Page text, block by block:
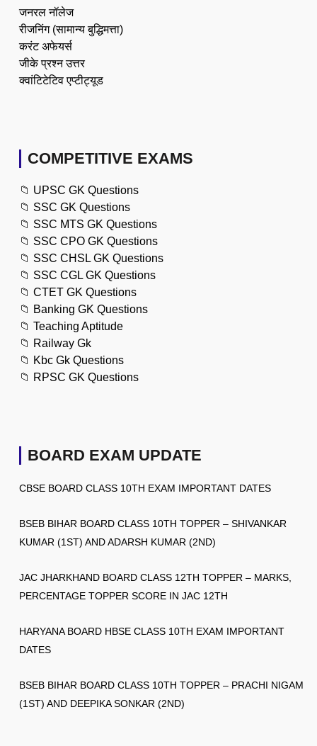
जनरल नॉलेज
रीजनिंग (सामान्य बुद्धिमत्ता)
करंट अफेयर्स
जीके प्रश्न उत्तर
क्वांटिटेटिव एप्टीट्यूड
COMPETITIVE EXAMS
📁 UPSC GK Questions
📁 SSC GK Questions
📁 SSC MTS GK Questions
📁 SSC CPO GK Questions
📁 SSC CHSL GK Questions
📁 SSC CGL GK Questions
📁 CTET GK Questions
📁 Banking GK Questions
📁 Teaching Aptitude
📁 Railway Gk
📁 Kbc Gk Questions
📁 RPSC GK Questions
BOARD EXAM UPDATE
CBSE BOARD CLASS 10TH EXAM IMPORTANT DATES
BSEB BIHAR BOARD CLASS 10TH TOPPER – SHIVANKAR
KUMAR (1ST) AND ADARSH KUMAR (2ND)
JAC JHARKHAND BOARD CLASS 12TH TOPPER – MARKS,
PERCENTAGE TOPPER SCORE IN JAC 12TH
HARYANA BOARD HBSE CLASS 10TH EXAM IMPORTANT
DATES
BSEB BIHAR BOARD CLASS 10TH TOPPER – PRACHI NIGAM
(1ST) AND DEEPIKA SONKAR (2ND)